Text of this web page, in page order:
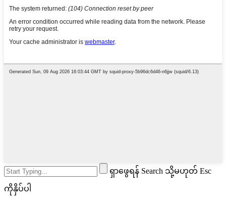
ရှာဖွေရန် Search သို့မဟုတ် Esc
ကိုနှိပ်ပါ